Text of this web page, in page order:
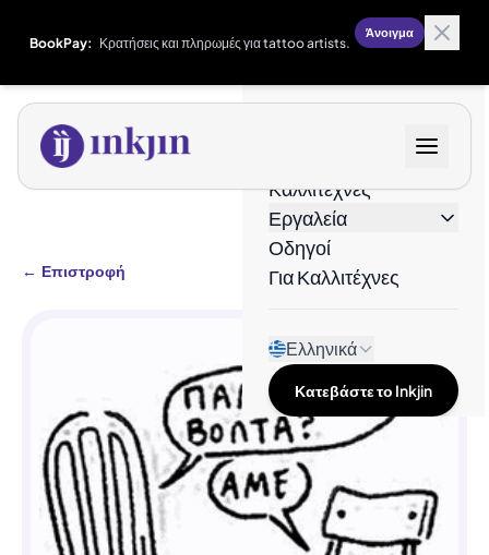
BookPay: Κρατήσεις και πληρωμές για tattoo artists.
Άνοιγμα
Καλλιτέχνες
Εργαλεία
Οδηγοί
Για Καλλιτέχνες
Ελληνικά
Κατεβάστε το Inkjin
← Επιστροφή